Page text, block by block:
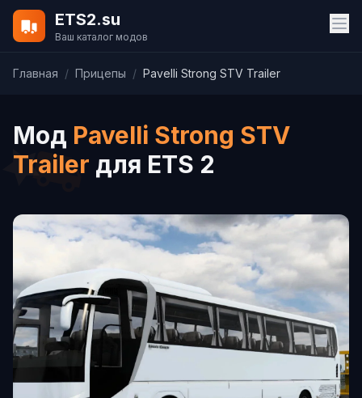
ETS2.su
Ваш каталог модов
Главная / Прицепы / Pavelli Strong STV Trailer
Мод Pavelli Strong STV
Trailer для ETS 2